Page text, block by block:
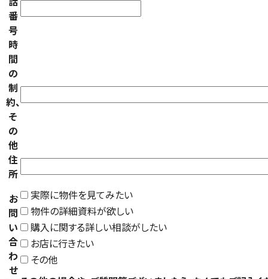
番
号
時
間
の
制
約、
そ
の
他
住
所
お
問
い
合
わ
せ
実際に物件を見てみたい
物件の詳細資料が欲しい
購入に関する詳しい相談がしたい
お店に行きたい
その他